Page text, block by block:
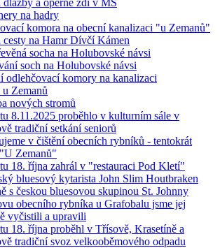
dlažby a opěrné zdi v MŠ
na hadry
komora na obecní kanalizaci "u Zemanů"
cesty na Hamr Dívčí Kámen
socha na Holubovské návsi
soch na Holubovské návsi
odlehčovací komory na kanalizaci
Zemanů
nových stromů
8.11.2025 proběhlo v kulturním sále v
tradiční setkání seniorů
v čištění obecních rybníků - tentokrát
Zemanů"
18. října zahrál v "restauraci Pod Kletí"
bluesový kytarista John Slim Houtbraken
s českou bluesovou skupinou St. Johnny
obecního rybníka u Grafobalu jsme jej
vyčistili a upravili
18. října proběhl v Třísově, Krasetíně a
tradiční svoz velkooběmového odpadu